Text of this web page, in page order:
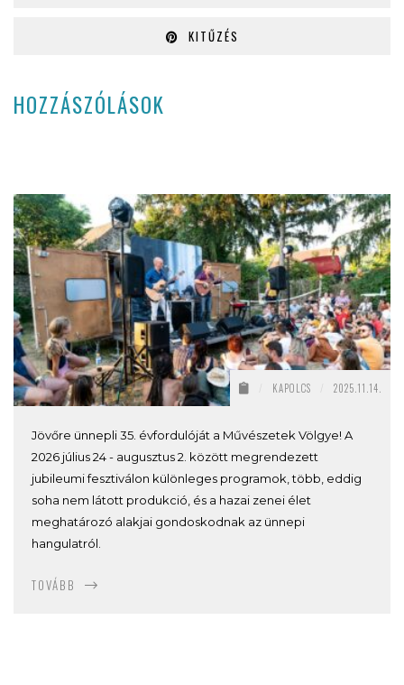
KITŰZÉS
HOZZÁSZÓLÁSOK
KAPOLCS 2025.11.14.
Jövőre ünnepli 35. évfordulóját a Művészetek Völgye! A
2026 július 24 - augusztus 2. között megrendezett
jubileumi fesztiválon különleges programok, több, eddig
soha nem látott produkció, és a hazai zenei élet
meghatározó alakjai gondoskodnak az ünnepi
hangulatról.
TOVÁBB